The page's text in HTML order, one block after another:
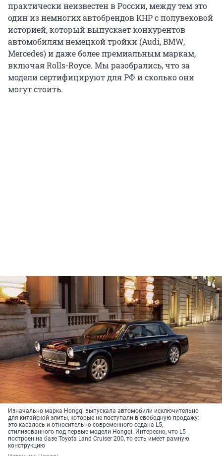
практически неизвестен в России, между тем это
один из немногих автобрендов КНР с полувековой
историей, который выпускает конкурентов
автомобилям немецкой тройки (Audi, BMW,
Mercedes) и даже более премиальным маркам,
включая Rolls-Royce. Мы разобрались, что за
модели сертифицируют для РФ и сколько они
могут стоить.
Изначально марка Hongqi выпускала автомобили исключительно
для китайской элиты, которые не поступали в свободную продажу:
это касалось и относительно современного седана L5,
стилизованного под первые модели Hongqi. Интересно, что L5
построен на базе Toyota Land Cruiser 200, то есть имеет рамную
конструкцию